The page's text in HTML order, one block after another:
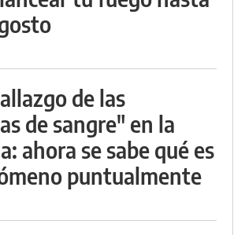
de las
de sangre" en la
ahora se sabe qué es
puntualmente